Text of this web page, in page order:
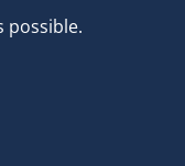
possible.